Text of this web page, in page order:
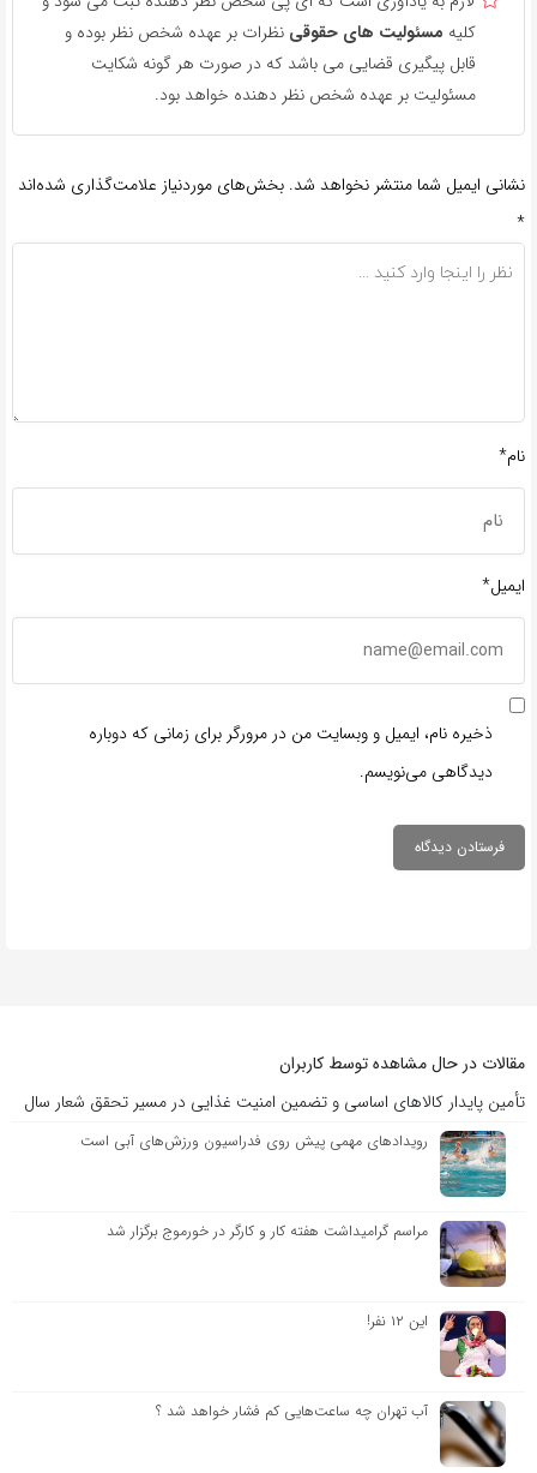
کلیه مسئولیت های حقوقی نظرات بر عهده شخص نظر بوده و
قابل پیگیری قضایی می باشد که در صورت هر گونه شکایت
مسئولیت بر عهده شخص نظر دهنده خواهد بود.
نشانی ایمیل شما منتشر نخواهد شد. بخش‌های موردنیاز علامت‌گذاری شده‌اند
*
نام*
ایمیل*
ذخیره نام، ایمیل و وبسایت من در مرورگر برای زمانی که دوباره
دیدگاهی می‌نویسم.
مقالات در حال مشاهده توسط کاربران
تأمین پایدار کالاهای اساسی و تضمین امنیت غذایی در مسیر تحقق شعار سال
رویدادهای مهمی پیش روی فدراسیون ورزش‌های آبی است
مراسم گرامیداشت هفته کار و کارگر در خورموج برگزار شد
این ۱۲ نفر!
آب تهران چه ساعت‌هایی کم فشار خواهد شد ؟